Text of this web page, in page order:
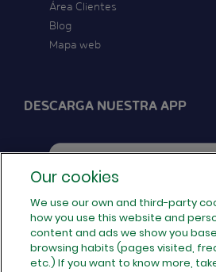
Área Clientes
Blog
Mapa web
DESCARGA NUESTRA APP
SÍGUENOS EN REDES
Our cookies
We use our own and third-party
how you use this website and
content and ads we show you
browsing habits (pages visited,
etc.) If you want to know more,